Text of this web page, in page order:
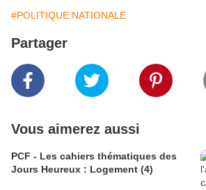
#POLITIQUE NATIONALE
Partager
Vous aimerez aussi
PCF - Les cahiers thématiques des
Jours Heureux : Logement (4)